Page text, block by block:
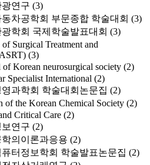
연구 (3)
차공학회 부문종합 학술대회 (3)
학회 국제학술발표대회 (3)
Surgical Treatment and
(3)
of Korean neurosurgical society (2)
Specialist International (2)
과학회 학술대회논문집 (2)
of the Korean Chemical Society (2)
Critical Care (2)
연구 (2)
의이론과응용 (2)
터정보학회 학술발표논문집 (2)